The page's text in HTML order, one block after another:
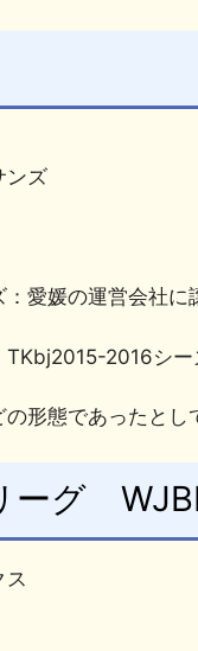
ンズ
愛媛の運営会社に
2016シー
形態であったとし
ーグ
ス